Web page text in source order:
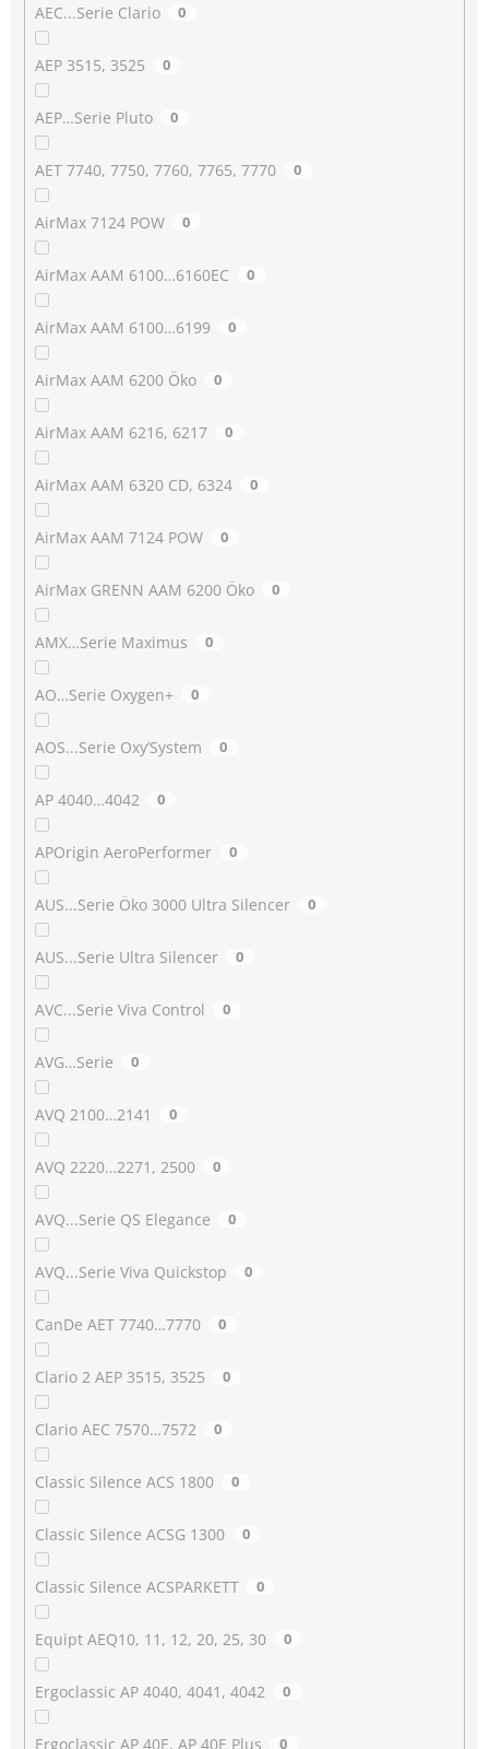
AEC...Serie Clario 0
AEP 3515, 3525 0
AEP…Serie Pluto 0
AET 7740, 7750, 7760, 7765, 7770 0
AirMax 7124 POW 0
AirMax AAM 6100…6160EC 0
AirMax AAM 6100…6199 0
AirMax AAM 6200 Öko 0
AirMax AAM 6216, 6217 0
AirMax AAM 6320 CD, 6324 0
AirMax AAM 7124 POW 0
AirMax GRENN AAM 6200 Öko 0
AMX…Serie Maximus 0
AO…Serie Oxygen+ 0
AOS...Serie Oxy’System 0
AP 4040…4042 0
APOrigin AeroPerformer 0
AUS...Serie Öko 3000 Ultra Silencer 0
AUS...Serie Ultra Silencer 0
AVC...Serie Viva Control 0
AVG…Serie 0
AVQ 2100…2141 0
AVQ 2220…2271, 2500 0
AVQ...Serie QS Elegance 0
AVQ...Serie Viva Quickstop 0
CanDe AET 7740…7770 0
Clario 2 AEP 3515, 3525 0
Clario AEC 7570…7572 0
Classic Silence ACS 1800 0
Classic Silence ACSG 1300 0
Classic Silence ACSPARKETT 0
Equipt AEQ10, 11, 12, 20, 25, 30 0
Ergoclassic AP 4040, 4041, 4042 0
Ergoclassic AP 40E, AP 40E Plus 0